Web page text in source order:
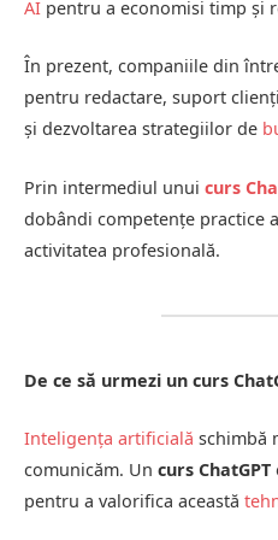
AI pentru a economisi timp și
În prezent, companiile din
pentru redactare, suport
și dezvoltarea strategiilor de
Prin intermediul unui curs
dobândi competențe practice
activitatea profesională.
De ce să urmezi un curs
Inteligența artificială schimbă
comunicăm. Un curs ChatGPT
pentru a valorifica această